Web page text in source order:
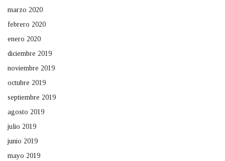
marzo 2020
febrero 2020
enero 2020
diciembre 2019
noviembre 2019
octubre 2019
septiembre 2019
agosto 2019
julio 2019
junio 2019
mayo 2019